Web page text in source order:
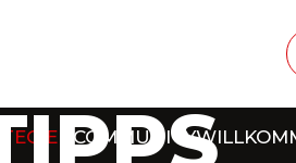
COMMUNITY